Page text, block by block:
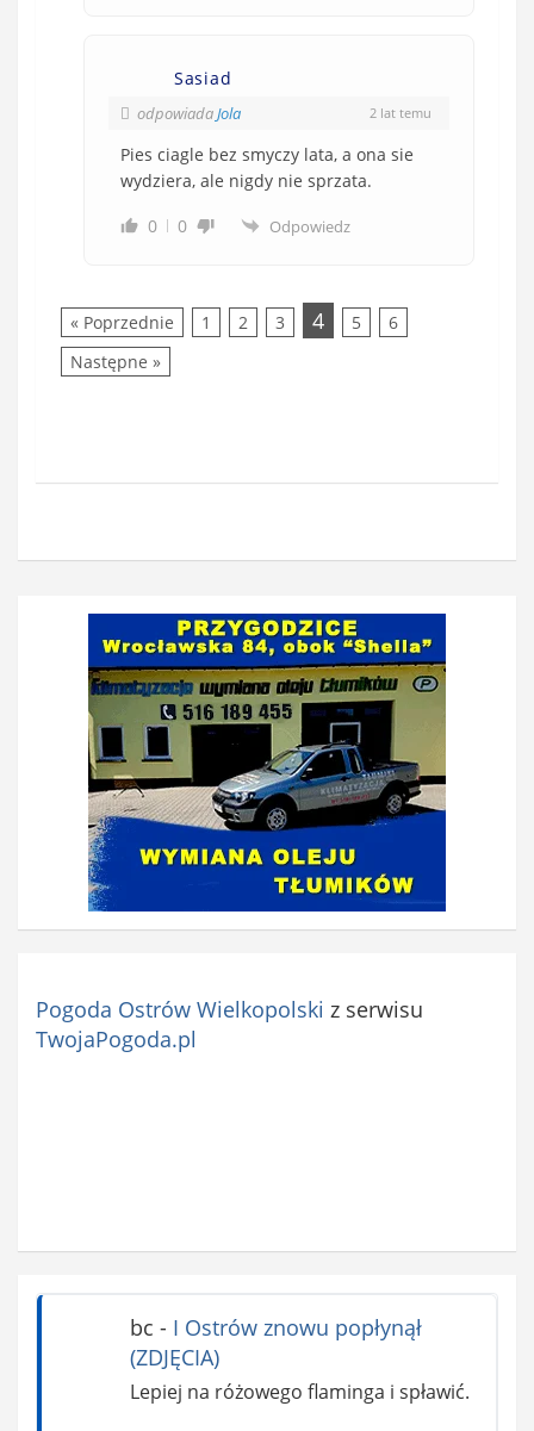
Sasiad
odpowiadaJola 2 lat temu
Pies ciagle bez smyczy lata, a ona sie
wydziera, ale nigdy nie sprzata.
0
0 Odpowiedz
« Poprzednie 1 2 3 4 5
6
Następne »
Pogoda Ostrów Wielkopolski z serwisu
TwojaPogoda.pl
bc - I Ostrów znowu popłynął
(ZDJĘCIA)
Lepiej na różowego flaminga i spławić.